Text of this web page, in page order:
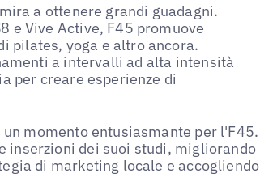
a ottenere grandi guadagni.
e Vive Active, F45 promuove
pilates, yoga e altro ancora.
a intervalli ad alta intensità
per creare esperienze di
momento entusiasmante per l'F45.
inserzioni dei suoi studi, migliorando
di marketing locale e accogliendo